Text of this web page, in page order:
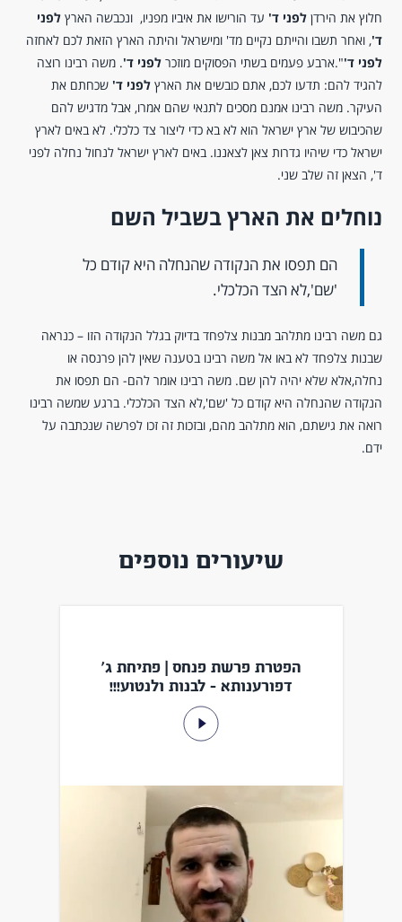
חלוץ את הירדןלפני ד' עד הורישו את איביו מפניו, ונכבשה הארץלפני
ד', ואחר תשבו והייתם נקיים מד' ומישראל והיתה הארץ הזאת לכם לאחזה
לפני ד'".ארבע פעמים בשתי הפסוקים מוזכרלפני ד'. משה רבינו רוצה
להגיד להם: תדעו לכם, אתם כובשים את הארץלפני ד' שכחתם את
העיקר. משה רבינו אמנם מסכים לתנאי שהם אמרו, אבל מדגיש להם
שהכיבוש של ארץ ישראל הוא לא בא כדי ליצור צד כלכלי. לא באים לארץ
ישראל כדי שיהיו גדרות צאן לצאננו. באים לארץ ישראל לנחול נחלה לפני
ד', הצאן זה שלב שני.
נוחלים את הארץ בשביל השם
הם תפסו את הנקודה שהנחלה היא קודם כל
'שם',לא הצד הכלכלי.
גם משה רבינו מתלהב מבנות צלפחד בדיוק בגלל הנקודה הזו – כנראה
שבנות צלפחד לא באו אל משה רבינו בטענה שאין להן פרנסה או
נחלה,אלא שלא יהיה להן שם. משה רבינו אומר להם- הם תפסו את
הנקודה שהנחלה היא קודם כל 'שם',לא הצד הכלכלי. ברגע שמשה רבינו
רואה את גישתם, הוא מתלהב מהם, ובזכות זה זכו לפרשה שנכתבה על
ידם.
שיעורים נוספים
הפטרת פרשת פנחס | פתיחת ג'
דפורענותא - לבנות ולנטוע!!!